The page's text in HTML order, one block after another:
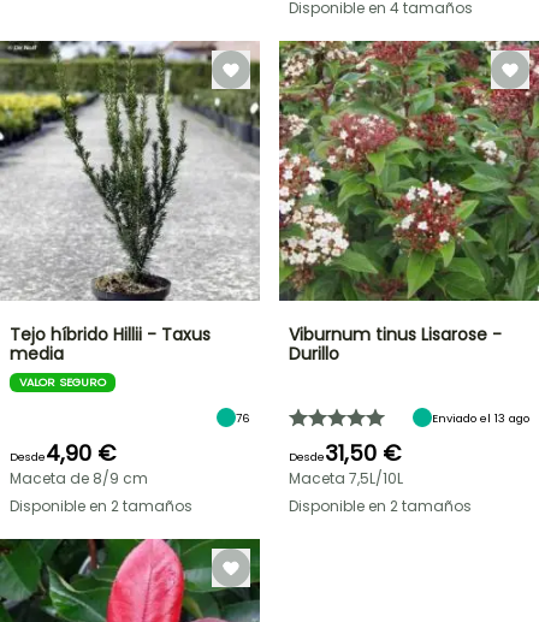
Disponible en 4 tamaños
Tejo híbrido Hillii - Taxus
media
VALOR SEGURO
76
Desde4,90 €
Maceta de 8/9 cm
Disponible en 2 tamaños
Viburnum tinus Lisarose -
Durillo
Enviado el 13 ago
Desde31,50 €
Maceta 7,5L/10L
Disponible en 2 tamaños